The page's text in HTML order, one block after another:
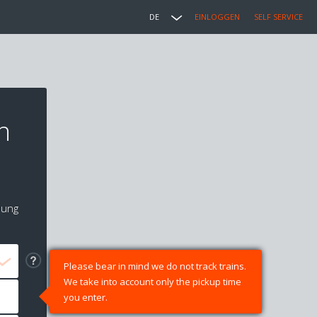
DE EINLOGGEN SELF SERVICE
Please bear in mind we do not track trains.
We take into account only the pickup time
you enter.